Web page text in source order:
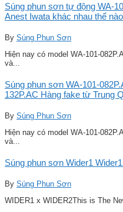
Súng phun sơn tự động WA-
Anest Iwata khác nhau thế
By Súng Phun Sơn
Hiện nay có model WA-101-
và...
Súng phun sơn WA-101-
132P.AC Hàng fake từ Trung
By Súng Phun Sơn
Hiện nay có model WA-101-
và...
Súng phun sơn Wider1
By Súng Phun Sơn
WIDER1 x WIDER2This is The